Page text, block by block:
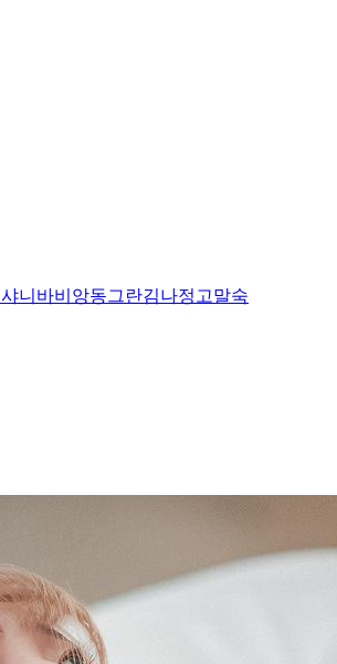
샤니 바비앙동그란김나정 고말숙